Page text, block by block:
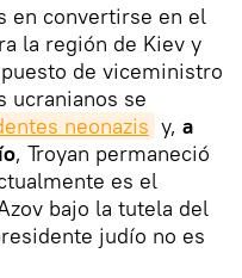
en convertirse en el
la región de Kiev y
de viceministro
ucranianos se
neonazis y, a
, Troyan permaneció
es el
bajo la tutela del
judío no es